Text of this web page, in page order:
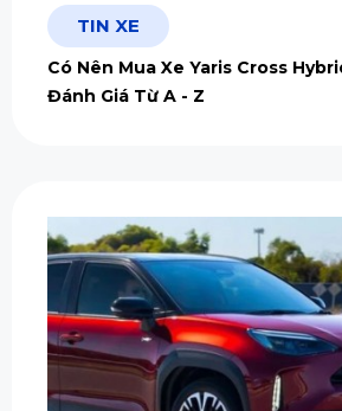
TIN XE
Có Nên Mua Xe Yaris Cross
Đánh Giá Từ A - Z